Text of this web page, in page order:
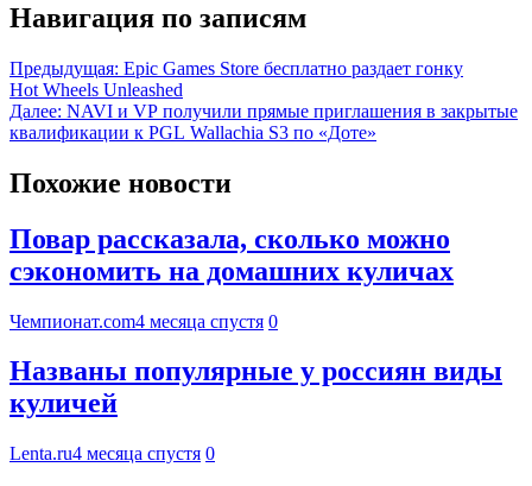
Навигация по записям
Предыдущая: Epic Games Store бесплатно раздает гонку
Hot Wheels Unleashed
Далее: NAVI и VP получили прямые приглашения в закрытые
квалификации к PGL Wallachia S3 по «Доте»
Похожие новости
Повар рассказала, сколько можно
сэкономить на домашних куличах
Чемпионат.com4 месяца спустя 0
Названы популярные у россиян виды
куличей
Lenta.ru4 месяца спустя 0